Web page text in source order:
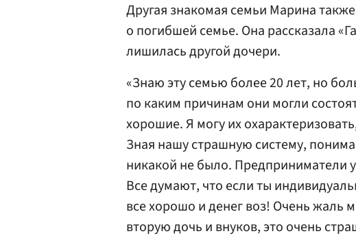
Другая знакомая семьи Марина
о погибшей семье. Она рассказала
лишилась другой дочери.
«Знаю эту семью более 20 лет, но
по каким причинам они могли
хорошие. Я могу их
Зная нашу страшную систему,
никакой не было. Предприниматели
Все думают, что если ты
все хорошо и денег воз! Очень жаль
вторую дочь и внуков, это очень